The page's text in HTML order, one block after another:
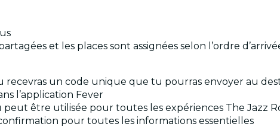
et les places sont assignées selon l’ordre
recevras un code unique que tu pourras envoyer au
l’application Fever
peut être utilisée pour toutes les expériences The Jazz
pour toutes les informations essentielles